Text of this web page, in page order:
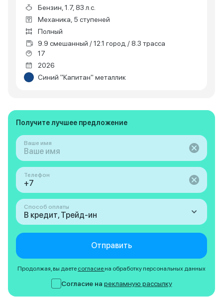
Бензин, 1.7, 83 л.с.
Механика, 5 ступеней
Полный
9.9 смешанный / 12.1 город / 8.3 трасса
17
2026
Синий "Капитан" металлик
Получите лучшее предложение
Ваше имя
Телефон
Способ оплаты
В кредит, Трейд-ин
Отправить
Продолжая, вы даете согласие на обработку персональных данных
Согласие на рекламную рассылку